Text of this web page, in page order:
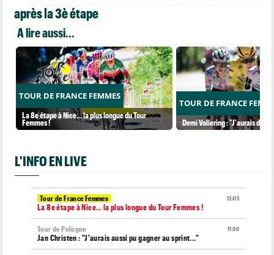
après la 3è étape
A lire aussi...
TOUR DE FRANCE FEMMES
La 8e étape à Nice… la plus longue du Tour
Femmes !
TOUR DE FRANCE
Demi Vollering : "J'aurais dû
L'INFO EN LIVE
12:05
Tour de France Femmes
La 8e étape à Nice… la plus longue du Tour Femmes !
11:50
Tour de Pologne
Jan Christen : "J'aurais aussi pu gagner au sprint..."